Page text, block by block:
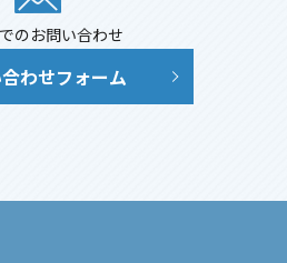
のお問い合わせ
わせフォーム